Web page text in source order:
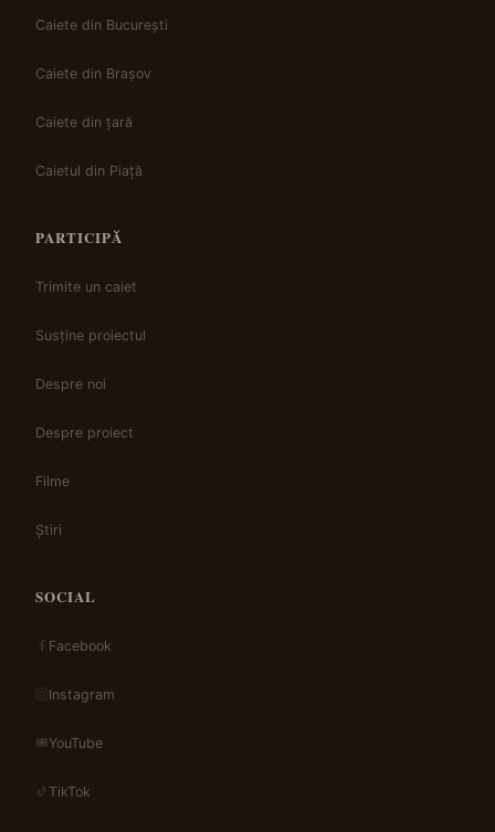
Caiete din București
Caiete din Brașov
Caiete din țară
Caietul din Piață
PARTICIPĂ
Trimite un caiet
Susține proiectul
Despre noi
Despre proiect
Filme
Știri
SOCIAL
Facebook
Instagram
YouTube
TikTok